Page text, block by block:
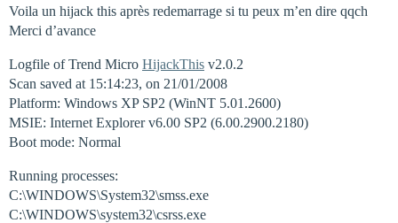
Voila un hijack this après redemarrage si tu peux m’en dire qqch
Merci d’avance
Logfile of Trend Micro HijackThis v2.0.2
Scan saved at 15:14:23, on 21/01/2008
Platform: Windows XP SP2 (WinNT 5.01.2600)
MSIE: Internet Explorer v6.00 SP2 (6.00.2900.2180)
Boot mode: Normal
Running processes:
C:\WINDOWS\System32\smss.exe
C:\WINDOWS\system32\csrss.exe